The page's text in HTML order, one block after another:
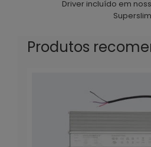
Driver incluído em
Superslim
Produtos